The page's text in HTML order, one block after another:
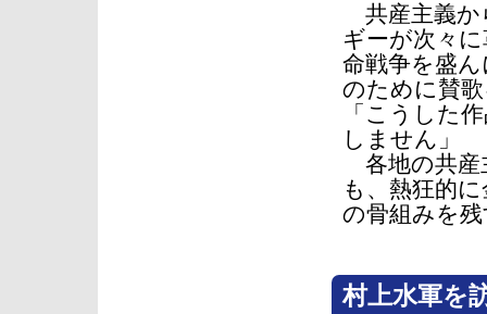
共産主義か
ギーが次々
命戦争を盛
のために賛
「こうした
しません」
各地の共産
も、熱狂的
の骨組みを
村上水軍を